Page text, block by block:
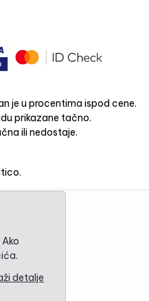
je u procentima ispod cene.
prikazane tačno.
ili nedostaje.
detalje